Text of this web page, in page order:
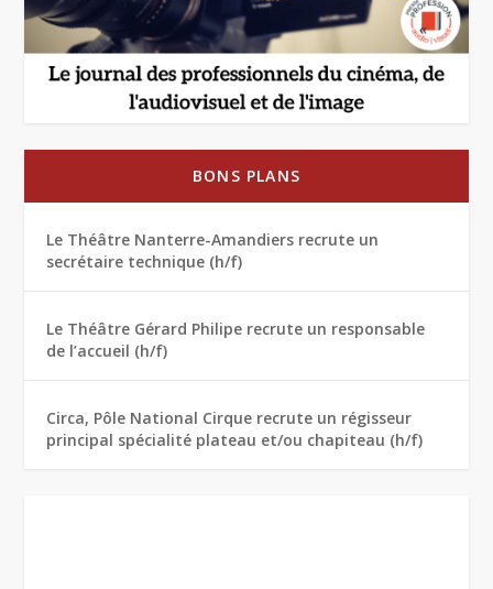
BONS PLANS
Le Théâtre Nanterre-Amandiers recrute un
secrétaire technique (h/f)
Le Théâtre Gérard Philipe recrute un responsable
de l’accueil (h/f)
Circa, Pôle National Cirque recrute un régisseur
principal spécialité plateau et/ou chapiteau (h/f)